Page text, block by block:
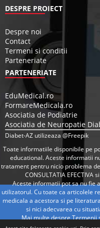
DESPRE PROIECT
Despre noi
Contact
Termeni si conditii
Parteneriate
PARTENERIATE
EduMedical.ro
FormareMedicala.ro
Asociatia de Podiatrie
Asociatia de Neuropatie
Diabet-AZ utilizeaza @Freepik
Toate informatiile disponibile pe
educational. Aceste informatii
tratament pentru nicio problema
CONSULTATIA EFECTIVA
Aceste informatii pot sa nu fie
utilizatorul. Cu toate ca articolele
medicala a acestora si pe
si nici adecvarea cu
Mai multe despre Termenii